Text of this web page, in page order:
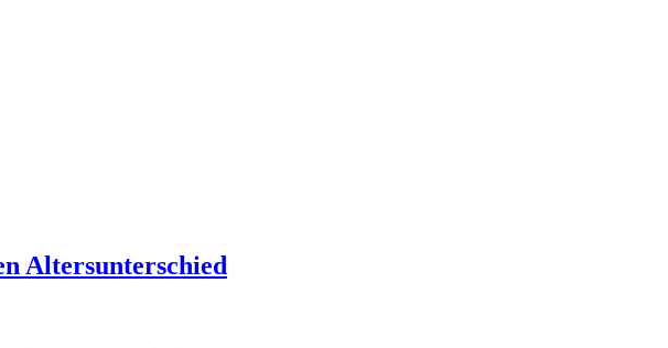
Altersunterschied